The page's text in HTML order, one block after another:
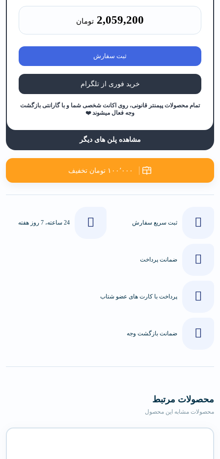
2,059,200 تومان
ثبت سفارش
خرید فوری از تلگرام
تمام محصولات پیمنتر قانونی، روی اکانت شخصی شما و با گارانتی بازگشت
وجه فعال میشوند ❤️
مشاهده پلن های دیگر
۱۰۰٬۰۰۰ تومان تخفیف
ثبت سریع سفارش 24 ساعته، 7 روز هفته
ضمانت پرداخت
پرداخت با کارت های عضو شتاب
ضمانت بازگشت وجه
محصولات مرتبط
محصولات مشابه این محصول